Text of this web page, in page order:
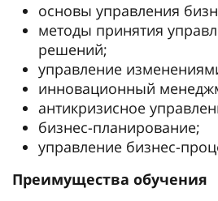
основы управления
методы принятия
решений;
управление
инновационный
антикризисное
бизнес-планирование;
управление бизнес-
Преимущества обучения